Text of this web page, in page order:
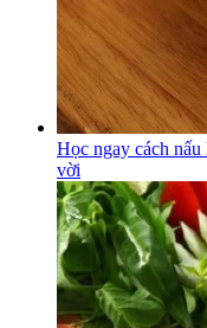
Học ngay cách
vời